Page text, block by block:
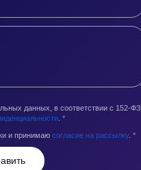
данных, в соответствии с 152-ФЗ,
*
и принимаю согласие на рассылку. *